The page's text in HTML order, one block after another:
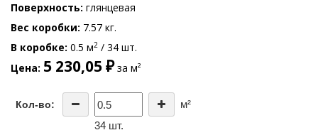
Поверхность глянцевая
Вес коробки 7.57 кг.
В коробке 0.5 м2 / 34 шт.
Цена 5 230,05 ₽за м²
Кол-во:
м²
34 шт.